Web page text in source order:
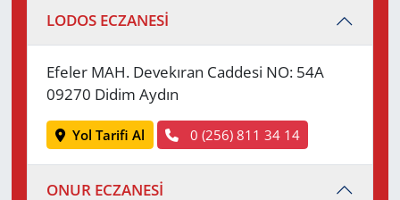
LODOS ECZANESİ
Efeler MAH. Devekıran Caddesi NO: 54A
09270 Didim Aydın
Yol Tarifi Al 0 (256) 811 34 14
ONUR ECZANESİ